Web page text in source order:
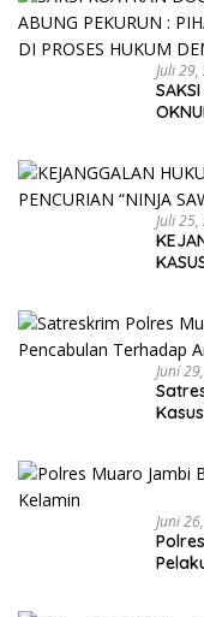
Juli
Juli
Juni
Juni